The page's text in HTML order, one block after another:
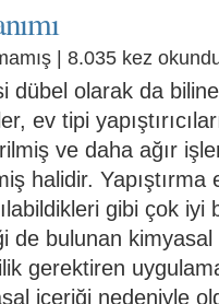
| 8.035 kez
dübel olarak da
ev tipi
ve daha ağır
halidir. Yapıştırma
gibi çok
de bulunan
gerektiren
içeriği nedeniyle